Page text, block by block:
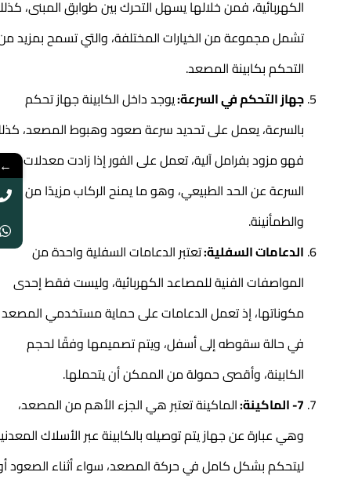
الكهربائية، فمن خلالها يسهل التحرك بين طوابق المبنى، كذلك
تشمل مجموعة من الخيارات المختلفة، والتي تسمح بمزيد من
التحكم بكابينة المصعد.
جهاز التحكم في السرعة:يوجد داخل الكابينة جهاز تحكم
بالسرعة، يعمل على تحديد سرعة صعود وهبوط المصعد، كذلك
فهو مزود بفرامل آلية، تعمل على الفور إذا زادت معدلات
السرعة عن الحد الطبيعي، وهو ما يمنح الركاب مزيدًا من الأمن
والطمأنينة.
الدعامات السفلية:تعتبر الدعامات السفلية واحدة من
المواصفات الفنية للمصاعد الكهربائية، وليست فقط إحدى
مكوناتها، إذ تعمل الدعامات على حماية مستخدمي المصعد
في حالة سقوطه إلى أسفل، ويتم تصميمها وفقًا لحجم
الكابينة، وأقصى حمولة من الممكن أن يتحملها.
7- الماكينة:
الماكينة تعتبر هي الجزء الأهم من المصعد،
وهي عبارة عن جهاز يتم توصيله بالكابينة عبر الأسلاك المعدنية،
ليتحكم بشكل كامل في حركة المصعد، سواء أثناء الصعود أو
←